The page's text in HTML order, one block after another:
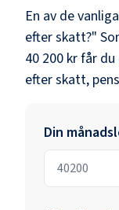
En av de
efter skatt?"
40 200 krfår du
efter skatt,
Din